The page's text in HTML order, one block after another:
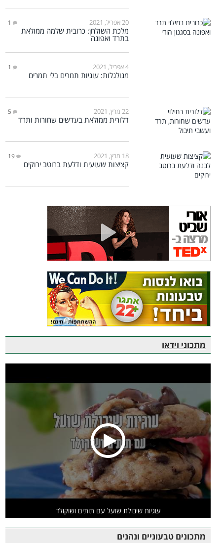
20 אפריל, 2021 1
מלכת השולחן: כרובית שלמה ממולאת
בתרד ואפונה
4 אפריל, 2021 1
מגולגלות: עוגיות תמרים בלי תמרים
22 מרץ, 2021 5
דלורית ממולאת בעדשים שחורות ותרד
18 מרץ, 2021 19
קציצות שעועית ודלעת ברוטב ירוקים
מתכוני וידאו
עוגיות שיבולת שועל עם תותים ושוקולד
מתכונים טבעוניים ונהנים